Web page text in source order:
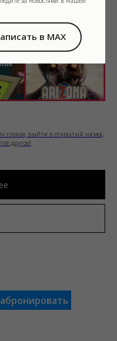
в MAX
горках, выйти в открытый космос,
другое!